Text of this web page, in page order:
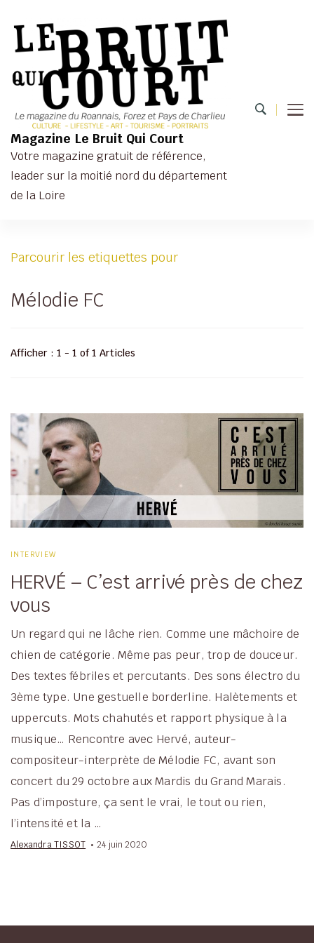
Magazine Le Bruit Qui Court
Votre magazine gratuit de référence,
leader sur la moitié nord du département
de la Loire
Parcourir les etiquettes pour
Mélodie FC
Afficher : 1 - 1 of 1 Articles
INTERVIEW
HERVÉ – C’est arrivé près de chez
vous
Un regard qui ne lâche rien. Comme une mâchoire de
chien de catégorie. Même pas peur, trop de douceur.
Des textes fébriles et percutants. Des sons électro du
3ème type. Une gestuelle borderline. Halètements et
uppercuts. Mots chahutés et rapport physique à la
musique… Rencontre avec Hervé, auteur-
compositeur-interprète de Mélodie FC, avant son
concert du 29 octobre aux Mardis du Grand Marais.
Pas d’imposture, ça sent le vrai, le tout ou rien,
l’intensité et la …
Alexandra TISSOT 24 juin 2020